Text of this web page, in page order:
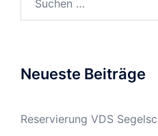
Neueste Beiträge
Reservierung VDS